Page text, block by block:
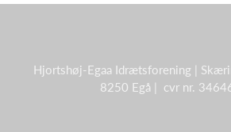
Hjortshøj-Egaa Idrætsforening |
8250 Egå | cvr nr.